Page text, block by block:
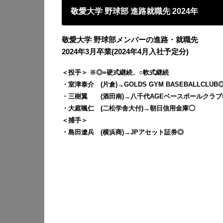
敬愛大学 野球部 進路就職先 2024年
敬愛大学 野球部メンバーの進路・就職先
2024年3月卒業(2024年4月入社予定分)
＜投手＞ ※◎=硬式継続、○軟式継続
・室津泰介 (片倉)→GOLDS GYM
・三樹翼 (酒田南)→八千代AGEベースボールクラ
・大庭颯仁 (二松学舎大付)→朝日信用金庫◯
＜捕手＞
・島田遼兵 (横浜商)→JPアセット証券◎